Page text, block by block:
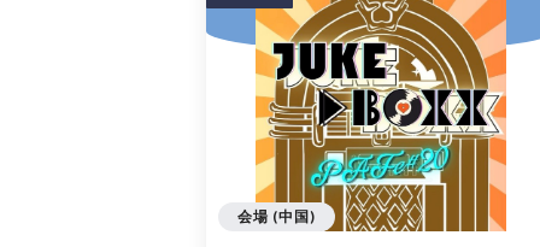
会場 (中国)